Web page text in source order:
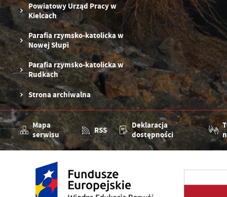
Powiatowy Urząd Pracy w
Kielcach
Parafia rzymsko-katolicka w
Nowej Słupi
Parafia rzymsko-katolicka w
Rudkach
Strona archiwalna
Mapa
serwisu
RSS
Deklaracja
dostępności